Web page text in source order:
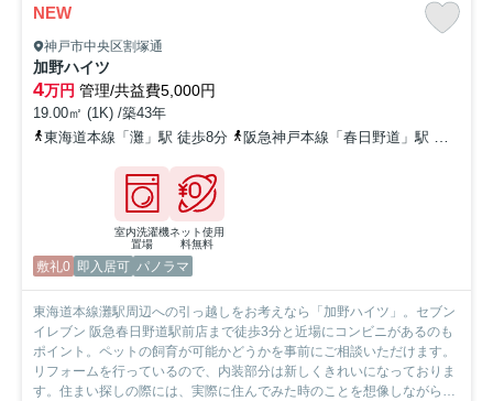
NEW
神戸市中央区割塚通
加野ハイツ
4万円 管理/共益費5,000円
19.00㎡ (1K) /築43年
東海道本線「灘」駅 徒歩8分
阪急神戸本線「春日野道」駅 徒歩3分
室内洗濯機
置場
ネット使用
料無料
敷礼0 即入居可 パノラマ
東海道本線灘駅周辺への引っ越しをお考えなら「加野ハイツ」。セブン
イレブン 阪急春日野道駅前店まで徒歩3分と近場にコンビニがあるのも
ポイント。ペットの飼育が可能かどうかを事前にご相談いただけます。
リフォームを行っているので、内装部分は新しくきれいになっておりま
す。住まい探しの際には、実際に住んでみた時のことを想像しながら進